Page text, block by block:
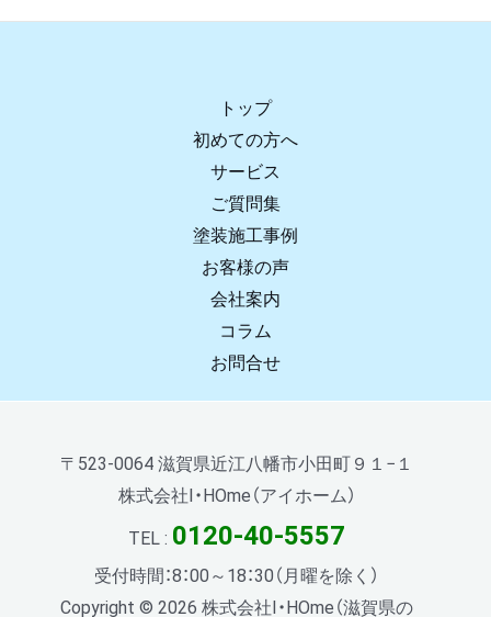
トップ
初めての方へ
サービス
ご質問集
塗装施工事例
お客様の声
会社案内
コラム
お問合せ
〒523-0064 滋賀県近江八幡市小田町９１−１
株式会社I・HOme（アイホーム）
TEL : 0120-40-5557
受付時間：8：00～18：30（月曜を除く）
Copyright © 2026 株式会社I・HOme（滋賀県の